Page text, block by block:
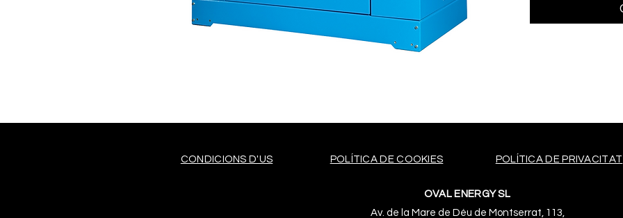
CONDICIONS D'US POLÍTICA DE COOKIES POLÍTICA DE PRIVACITAT
OVAL ENERGY SL
Av. de la Mare de Déu de Montserrat, 113,